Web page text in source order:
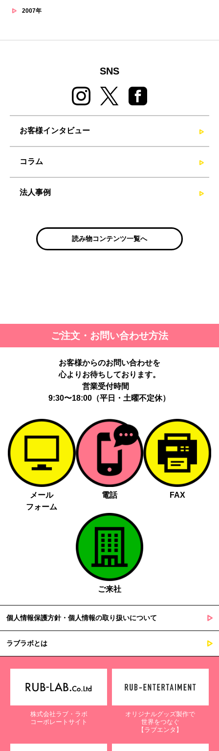
2007年
SNS
お客様インタビュー
コラム
法人事例
読み物コンテンツ一覧へ
ご注文・お問い合わせ方法
お客様からのお問い合わせを
心よりお待ちしております。
営業受付時間
9:30〜18:00（平日・土曜不定休）
メール
フォーム
電話 FAX
ご来社
個人情報保護方針・個人情報の取り扱いについて
ラブラボとは
株式会社ラブ・ラボ
コーポレートサイト
オリジナルグッズ製作で
世界をつなぐ
【ラブエンタ】